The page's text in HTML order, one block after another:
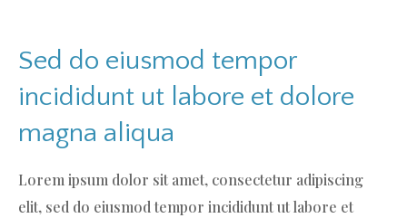
Sed do eiusmod tempor
incididunt ut labore et dolore
magna aliqua
Lorem ipsum dolor sit amet, consectetur adipiscing
elit, sed do eiusmod tempor incididunt ut labore et